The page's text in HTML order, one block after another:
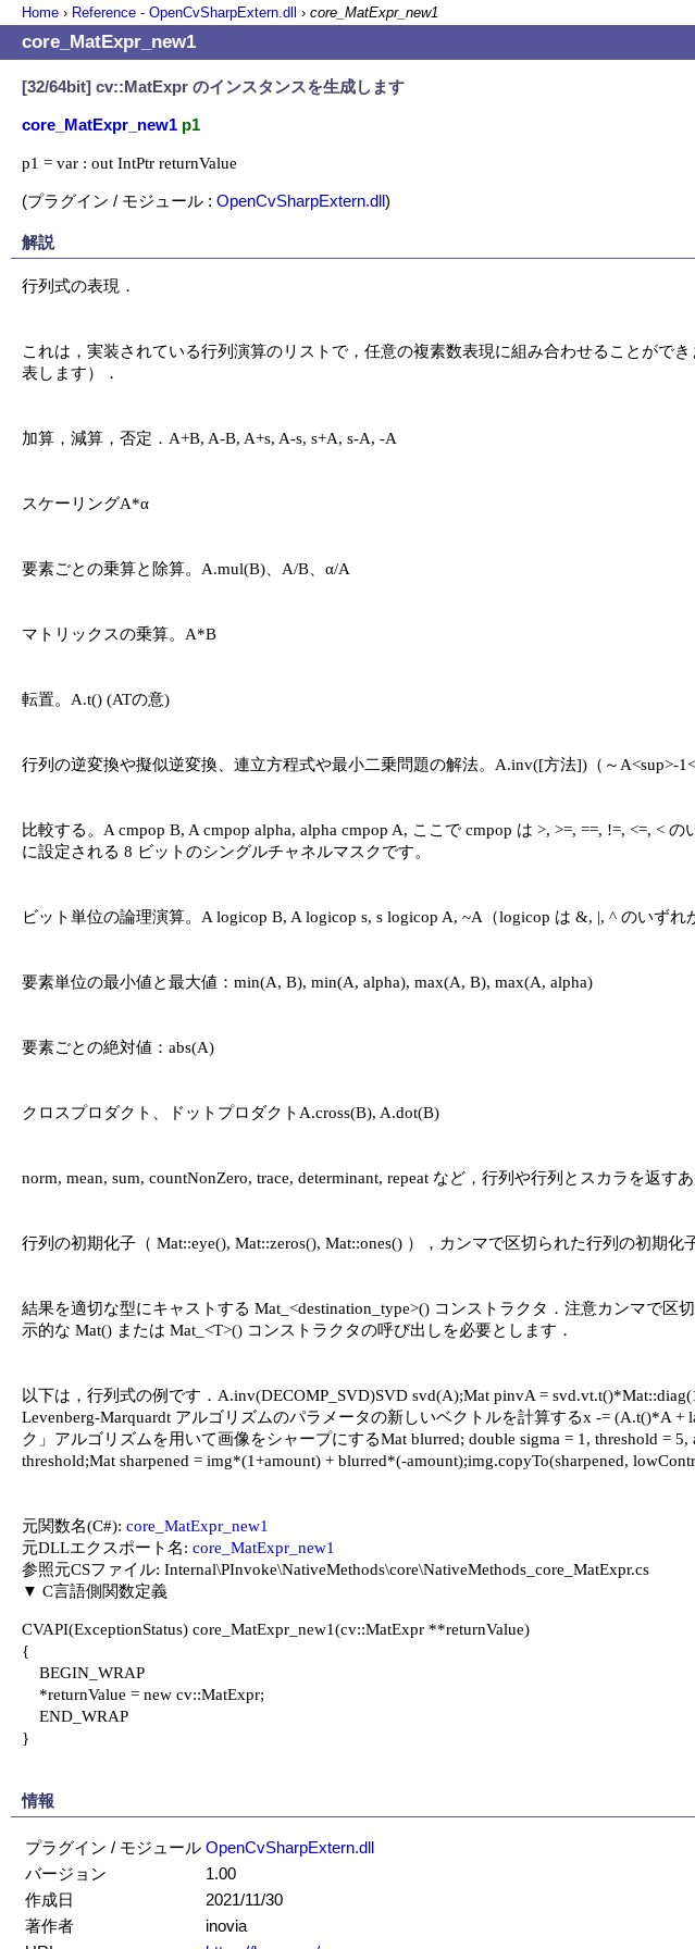
Home › Reference - OpenCvSharpExtern.dll › core_MatExpr_new1
core_MatExpr_new1
[32/64bit] cv::MatExpr のインスタンスを生成します
core_MatExpr_new1 p1
p1 = var : out IntPtr returnValue
(プラグイン / モジュール : OpenCvSharpExtern.dll)
解説
行列式の表現．
これは，実装されている行列演算のリストで，任意の複素数表現に組み合わせることがで
表します）．
加算，減算，否定．A+B, A-B, A+s, A-s, s+A, s-A, -A
スケーリングA*α
要素ごとの乗算と除算。A.mul(B)、A/B、α/A
マトリックスの乗算。A*B
転置。A.t() (ATの意)
行列の逆変換や擬似逆変換、連立方程式や最小二乗問題の解法。A.inv([方法])（～A<sup>-
比較する。A cmpop B, A cmpop alpha, alpha cmpop A, ここで cmpop は >, >=, ==, !=, <=,
に設定される 8 ビットのシングルチャネルマスクです。
ビット単位の論理演算。A logicop B, A logicop s, s logicop A, ~A（logicop は &, |, ^ のいずれ
要素単位の最小値と最大値：min(A, B), min(A, alpha), max(A, B), max(A, alpha)
要素ごとの絶対値：abs(A)
クロスプロダクト、ドットプロダクトA.cross(B), A.dot(B)
norm, mean, sum, countNonZero, trace, determinant, repeat など，行列や行列とスカラを返す
行列の初期化子（ Mat::eye(), Mat::zeros(), Mat::ones() ），カンマで区切られた行列の初期
結果を適切な型にキャストする Mat_<destination_type>() コンストラクタ．注意カンマで
示的な Mat() または Mat_<T>() コンストラクタの呼び出しを必要とします．
以下は，行列式の例です．A.inv(DECOMP_SVD)SVD svd(A);Mat pinvA =
Levenberg-Marquardt アルゴリズムのパラメータの新しいベクトルを計算するx -= (A.t()*A
ク」アルゴリズムを用いて画像をシャープにするMat blurred; double sigma = 1, threshold =
threshold;Mat sharpened = img*(1+amount) + blurred*(-amount);img.copyTo(sharpened,
元関数名(C#): core_MatExpr_new1
元DLLエクスポート名: core_MatExpr_new1
参照元CSファイル: Internal\PInvoke\NativeMethods\core\NativeMethods_core_MatExpr.cs
CVAPI(ExceptionStatus) core_MatExpr_new1(cv::MatExpr **returnValue)
{
    BEGIN_WRAP
    *returnValue = new cv::MatExpr;
    END_WRAP
}
情報
プラグイン / モジュール OpenCvSharpExtern.dll
バージョン
1.00
作成日
2021/11/30
著作者
inovia